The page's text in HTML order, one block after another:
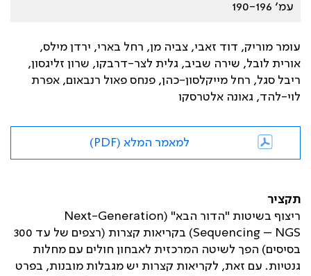
עמ׳ 190-196
עומר מוריק, דוד זאבי, צביה מן, רחל בארי, ירדן מילס,
אורית לובל, שירה שביב, גלית לצר-דרבקו, שרון זליגסון,
ריבל סגל, רחל מייקלסון-כהן, פנחס פאול רנבאום, אפרת
לוי-להד, גאונה אלטרסקו
למאמר המלא (PDF)
תקציר
ריצוף בשיטות "הדור הבא" (Next-Generation
Sequencing – NGS
) בקריאות קצרות (רצפים של עד 300
בסיסים) הפך לשיטה המרכזית לאבחון חולים עם מחלות
גנטיות. עם זאת, לקריאות קצרות יש מגבלות מובנות, בפרט